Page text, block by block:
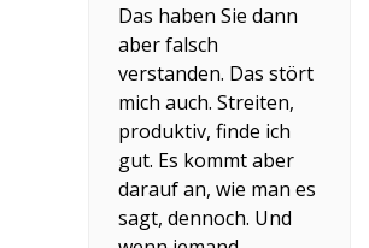
Das haben Sie dann
aber falsch
verstanden. Das stört
mich auch. Streiten,
produktiv, finde ich
gut. Es kommt aber
darauf an, wie man es
sagt, dennoch. Und